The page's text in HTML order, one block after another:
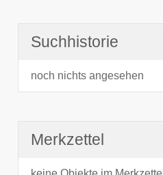
Suchhistorie
noch nichts angesehen
Merkzettel